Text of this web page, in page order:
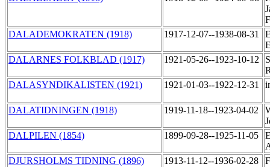
DALADEMOKRATEN (1918)
1917-12-07--1938-08-31
DALARNES FOLKBLAD (1917)
1921-05-26--1923-10-12
DALASYNDIKALISTEN (1921)
1921-01-03--1922-12-31
DALATIDNINGEN (1918) 1919-11-18--1923-04-02
DALPILEN (1854)
1899-09-28--1925-11-05
DJURSHOLMS TIDNING (1896)
1913-11-12--1936-02-28